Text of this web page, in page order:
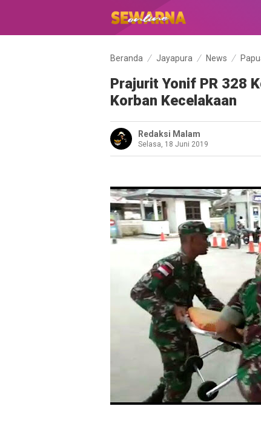
Beranda Jayapura News
Prajurit Yonif PR 328
Korban Kecelakaan
Redaksi Malam
Selasa, 18 Juni 2019